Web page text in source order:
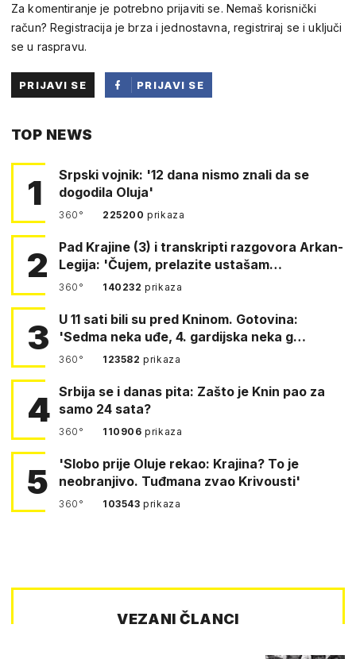
Za komentiranje je potrebno prijaviti se. Nemaš korisnički
račun? Registracija je brza i jednostavna, registriraj se i uključi
se u raspravu.
PRIJAVI SE
PRIJAVI SE
TOP NEWS
1
Srpski vojnik: '12 dana nismo znali da se
dogodila Oluja'
360° 225200prikaza
2
Pad Krajine (3) i transkripti razgovora Arkan-
Legija: 'Čujem, prelazite ustašam…
360° 140232prikaza
3
U 11 sati bili su pred Kninom. Gotovina:
'Sedma neka uđe, 4. gardijska neka g…
360° 123582prikaza
4 Srbija se i danas pita: Zašto je Knin pao za
samo 24 sata?
360° 110906prikaza
5
'Slobo prije Oluje rekao: Krajina? To je
neobranjivo. Tuđmana zvao Krivousti'
360° 103543prikaza
VEZANI ČLANCI